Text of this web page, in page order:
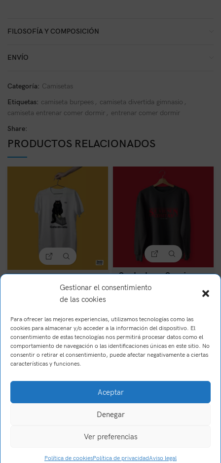
Gestionar el consentimiento
de las cookies
Para ofrecer las mejores experiencias, utilizamos tecnologías como las
cookies para almacenar y/o acceder a la información del dispositivo. El
consentimiento de estas tecnologías nos permitirá procesar datos como el
comportamiento de navegación o las identificaciones únicas en este sitio. No
consentir o retirar el consentimiento, puede afectar negativamente a ciertas
características y funciones.
Aceptar
Denegar
Ver preferencias
Política de cookiesPolítica de privacidadAviso legal
FILOSOFÍA Y COMPOSICIÓN
ENVÍO
Categoría: Camisetas
Etiquetas: camiseta burpees , camiseta divertida gimnasio ,
camiseta entrenar comer dormir , entrenar comer dormir
Share:
PRODUCTOS RELACIONADOS
celo
Sudadera Se vienen
cositas
Trabajo realizado por Wake Up! Creations